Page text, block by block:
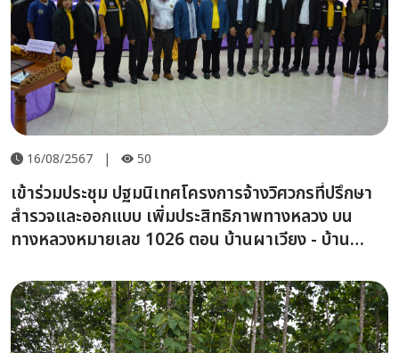
16/08/2567 | 50
เข้าร่วมประชุม ปฐมนิเทศโครงการจ้างวิศวกรที่ปรึกษา
สำรวจและออกแบบ เพิ่มประสิทธิภาพทางหลวง บน
ทางหลวงหมายเลข 1026 ตอน บ้านผาเวียง - บ้าน